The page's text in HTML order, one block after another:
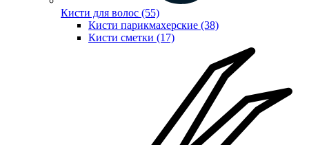
Кисти для волос (55)
Кисти парикмахерские (38)
Кисти сметки (17)